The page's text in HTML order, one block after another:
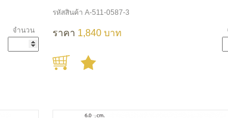
จำนวน
รหัสสินค้า A-511-0587-3
ราคา 1,840 บาท